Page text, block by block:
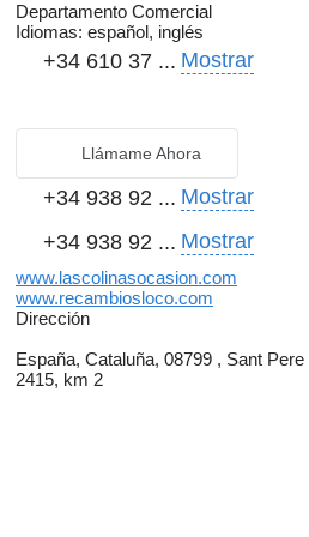
Departamento Comercial
Idiomas: español, inglés
+34 610 37 ... Mostrar
Llámame Ahora
+34 938 92 ... Mostrar
+34 938 92 ... Mostrar
www.lascolinasocasion.com
www.recambiosloco.com
Dirección
España, Cataluña, 08799 , Sant
2415, km 2